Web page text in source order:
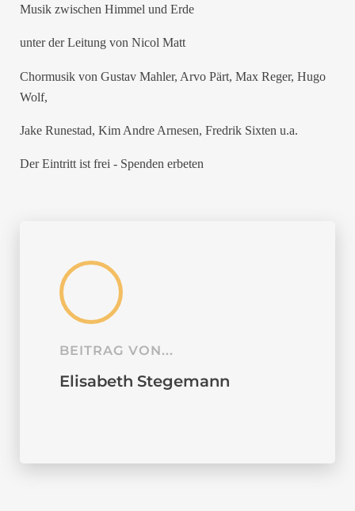
Musik zwischen Himmel und Erde
unter der Leitung von Nicol Matt
Chormusik von Gustav Mahler, Arvo Pärt, Max Reger, Hugo
Wolf,
Jake Runestad, Kim Andre Arnesen, Fredrik Sixten u.a.
Der Eintritt ist frei - Spenden erbeten
BEITRAG VON...
Elisabeth Stegemann